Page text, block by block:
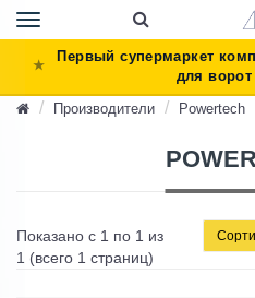
Toggle
navigation
Первый супермаркет
для
Производители
Powertech
Показано с 1 по 1 из
1 (всего 1 страниц)